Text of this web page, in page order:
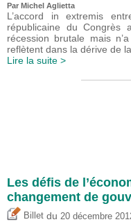
Par Michel Aglietta
L’accord in extremis
républicaine du
récession brutale mais
reflètent dans la dérive de
Lire la suite >
Les défis de
changement de
Billet du 20 décembre